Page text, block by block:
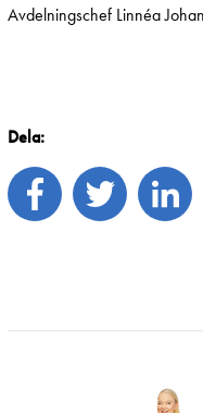
Avdelningschef Linnéa
Dela: